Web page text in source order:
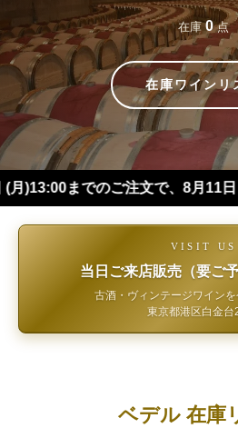
在庫0点
在庫ワインリ
注文で、8月11日（火）にお
VISIT US
当日ご来店販売（要ご
古酒・ヴィンテージワイン
東京都港区白金台
ベデル 在庫